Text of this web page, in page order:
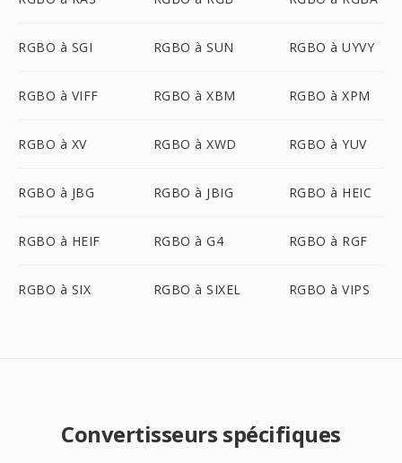
RGBO à SGI RGBO à SUN RGBO à UYVY
RGBO à VIFF RGBO à XBM RGBO à XPM
RGBO à XV RGBO à XWD RGBO à YUV
RGBO à JBG RGBO à JBIG RGBO à HEIC
RGBO à HEIF RGBO à G4 RGBO à RGF
RGBO à SIX RGBO à SIXEL RGBO à VIPS
Convertisseurs spécifiques